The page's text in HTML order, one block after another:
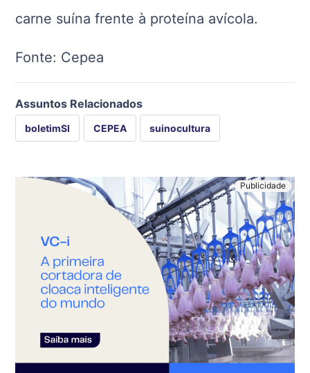
carne suína frente à proteína avícola.
Fonte: Cepea
Assuntos Relacionados
boletimSI CEPEA suinocultura